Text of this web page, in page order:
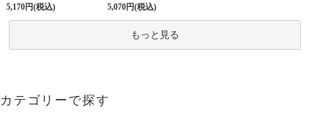
5,170円(税込)
5,070円(税込)
もっと見る
カテゴリーで探す